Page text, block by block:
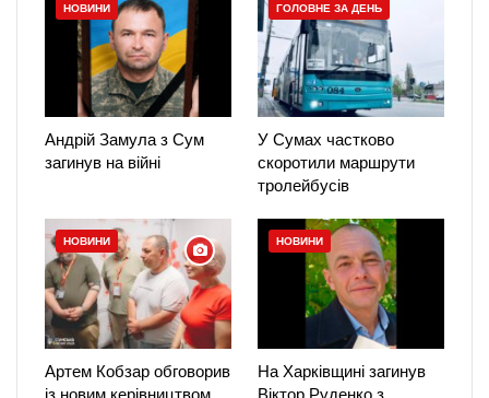
НОВИНИ
Андрій Замула з Сум
загинув на війні
ГОЛОВНЕ ЗА ДЕНЬ
У Сумах частково
скоротили маршрути
тролейбусів
НОВИНИ
Артем Кобзар обговорив
НОВИНИ
На Харківщині загинув